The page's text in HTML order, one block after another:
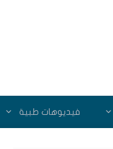
فيديوهات طبية